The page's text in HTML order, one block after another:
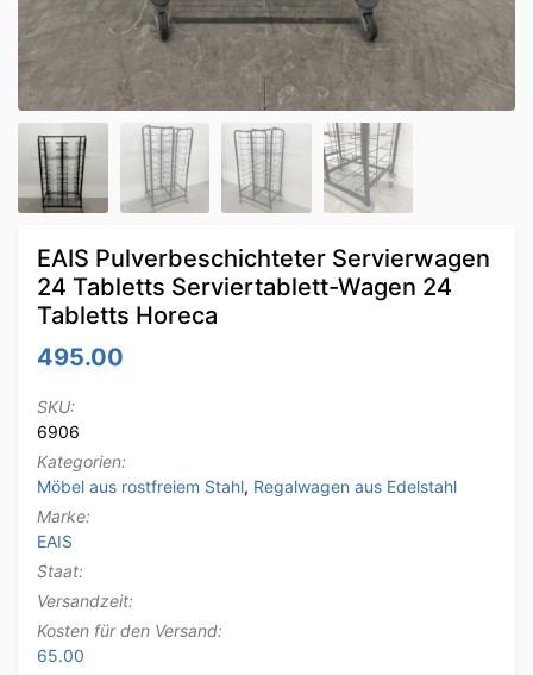
EAIS Pulverbeschichteter Servierwagen
24 Tabletts Serviertablett-Wagen 24
Tabletts Horeca
495.00
SKU:
6906
Kategorien:
Möbel aus rostfreiem Stahl, Regalwagen aus Edelstahl
Marke:
EAIS
Staat:
Versandzeit:
Kosten für den Versand:
65.00